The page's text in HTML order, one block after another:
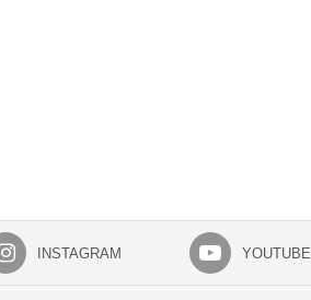
INSTAGRAM YOUTUBE